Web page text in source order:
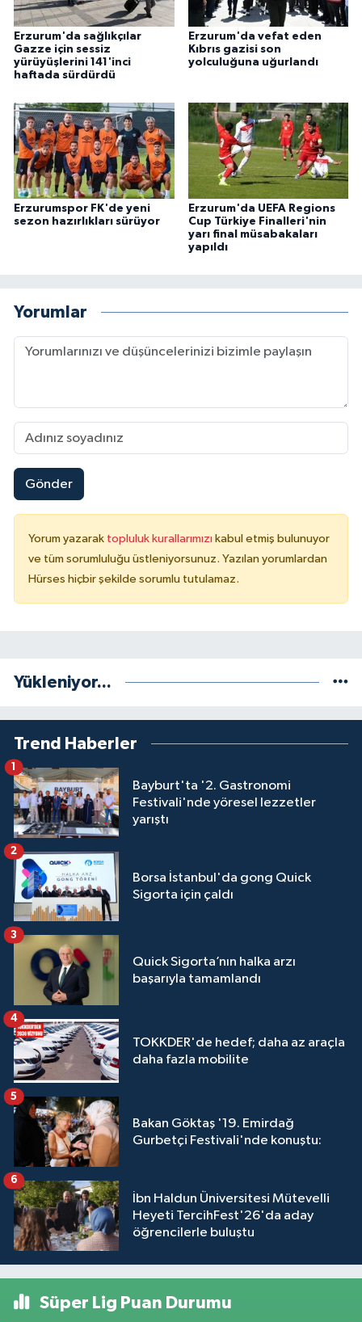
Erzurum'da sağlıkçılar
Gazze için sessiz
yürüyüşlerini 141'inci
haftada sürdürdü
Erzurum'da vefat eden
Kıbrıs gazisi son
yolculuğuna uğurlandı
Erzurumspor FK'de yeni
sezon hazırlıkları sürüyor
Erzurum'da UEFA Regions
Cup Türkiye Finalleri'nin
yarı final müsabakaları
yapıldı
Yorumlar
Gönder
Yorum yazarak topluluk kurallarımızı kabul etmiş bulunuyor
ve tüm sorumluluğu üstleniyorsunuz. Yazılan yorumlardan
Hürses hiçbir şekilde sorumlu tutulamaz.
Yükleniyor...
Trend Haberler
Bayburt'ta '2. Gastronomi
Festivali'nde yöresel lezzetler
yarıştı
1
Borsa İstanbul'da gong Quick
Sigorta için çaldı
2
Quick Sigorta’nın halka arzı
başarıyla tamamlandı
3
TOKKDER'de hedef; daha az araçla
daha fazla mobilite
4
Bakan Göktaş '19. Emirdağ
Gurbetçi Festivali'nde konuştu:
5
İbn Haldun Üniversitesi Mütevelli
Heyeti TercihFest'26'da aday
öğrencilerle buluştu
6
Süper Lig Puan Durumu